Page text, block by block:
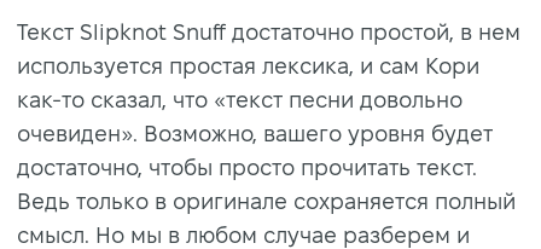
Текст Slipknot Snuff достаточно простой, в нем
используется простая лексика, и сам Кори
как-то сказал, что «текст песни довольно
очевиден». Возможно, вашего уровня будет
достаточно, чтобы просто прочитать текст.
Ведь только в оригинале сохраняется полный
смысл. Но мы в любом случае разберем и